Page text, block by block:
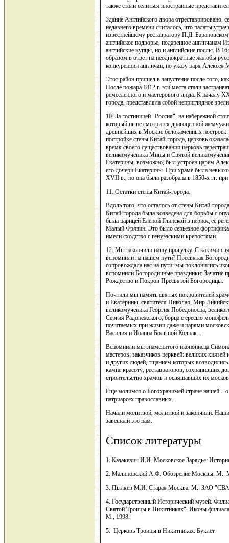
также стали селиться иностранные
Здание Английского двора
недавнего времени считалось, что палаты
известнейшему реставратору П.Д.
английское подворье, подаренное англичанам
английские купцы, но и английские послы. В
образом в ответ на неоднократные жалобы
конкуренции англичан, по указу царя
Этот район пришел в запустение после того,
После пожара 1812 г. эти места стали
ремесленного и мастерового люда. К началу
города, представляла собой неприглядное
10. За гостиницей "Россия", на набережной
который ныне смотрится драгоценной
древнейших в Москве белокаменных
постройке стены Китай-города, церковь
время своего существования церковь
великомученика Мины и Святой
Екатерины, возможно, был устроен царем
его дочери Екатерины. При храме была
XVII в., но она была разобрана в 1850-х гг. при
11. Остатки стены Китай-города.
Вдоль того, что осталось от стены Китай-
Китай-города была возведена для борьбы с
была царицей Еленой Глинской в период ее
Малый Фрязин. Это было серьезное
имели сходство с генуэзскими крепостями.
12. Мы закончили нашу прогулку. С какими
вспомнили на нашем пути? Пресвятая
сопровождала нас на пути: мы поклонились
вспомнили Богородичные праздники: Зачатие
Рождество и Покров Пресвятой Богородицы.
Почтили мы память святых покровителей
и Екатерины, святителя Николая, Мир
великомученика Георгия Победоносца,
Сергия Радонежского, борца с ересью
почитаемых при жизни даже и царями
Василия и Иоанна Большой Колпак...
Вспомнили мы знаменитого иконописца
мастеров; заказчиков церквей: великих
и других людей, тщанием которых
камне красоту; реставраторов, сохранивших
строительство храмов и освящавших их
Еще молимся о Богохранимей стране нашей...
патриарсех православных...
Начали молитвой, молитвой и закончили.
завещали это нам.
Список литературы
1. Казакевич И.И. Московское Зарядье:
2. Малиновский А.Ф. Обозрение Москвы. М.:
3. Пыляев М.И. Старая Москва. М.: ЗАО
4. Государственный Исторический музей.
Святой Троицы в Никитниках". Иконы
М., 1998.
5. Церковь Троицы в Никитниках: Буклет.